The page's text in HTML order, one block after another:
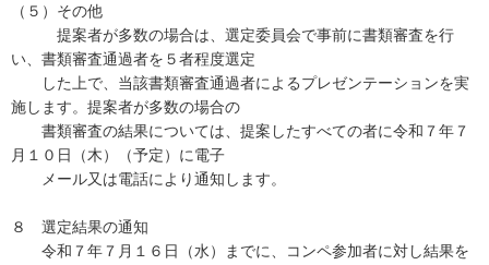
（５）その他
提案者が多数の場合は、選定委員会で事前に書類審査を行
い、書類審査通過者を５者程度選定
した上で、当該書類審査通過者によるプレゼンテーションを実
施します。提案者が多数の場合の
書類審査の結果については、提案したすべての者に令和７年７
月１０日（木）（予定）に電子
メール又は電話により通知します。
８ 選定結果の通知
令和７年７月１６日（水）までに、コンペ参加者に対し結果を